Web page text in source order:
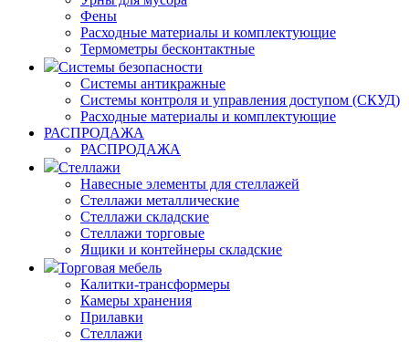
Фены
Расходные материалы и комплектующие
Термометры бесконтактные
Системы безопасности
Системы антикражные
Системы контроля и управления доступом (СКУД)
Расходные материалы и комплектующие
РАСПРОДАЖА
РАСПРОДАЖА
Стеллажи
Навесные элементы для стеллажей
Стеллажи металлические
Стеллажи складские
Стеллажи торговые
Ящики и контейнеры складские
Торговая мебель
Калитки-трансформеры
Камеры хранения
Прилавки
Стеллажи